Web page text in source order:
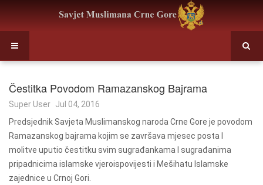
Čestitka Povodom Ramazanskog Bajrama
Super User Jul 04, 2016
Predsjednik Savjeta Muslimanskog naroda Crne Gore je povodom
Ramazanskog bajrama kojim se završava mjesec posta I
molitve uputio čestitku svim sugrađankama I sugrađanima
pripadnicima islamske vjeroispovijesti i Mešihatu Islamske
zajednice u Crnoj Gori.